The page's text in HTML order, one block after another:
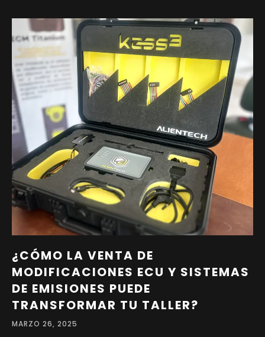
¿CÓMO LA VENTA DE
MODIFICACIONES ECU Y SISTEMAS
DE EMISIONES PUEDE
TRANSFORMAR TU TALLER?
MARZO 26, 2025